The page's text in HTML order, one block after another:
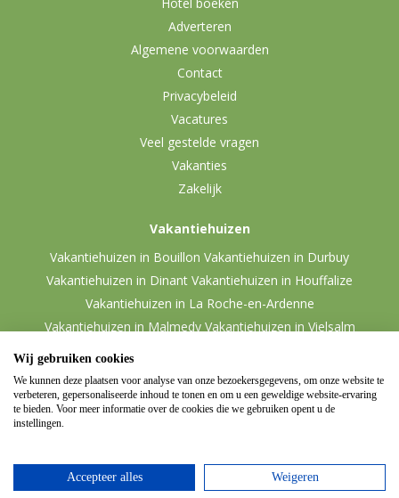
Adverteren
Algemene voorwaarden
Contact
Privacybeleid
Vacatures
Veel gestelde vragen
Vakanties
Zakelijk
Vakantiehuizen
Vakantiehuizen in Bouillon Vakantiehuizen in Durbuy
Vakantiehuizen in Dinant Vakantiehuizen in Houffalize
Vakantiehuizen in La Roche-en-Ardenne
Vakantiehuizen in Malmedy Vakantiehuizen in Vielsalm
© 2026 Ardennen.nl Website door
Wij gebruiken cookies
We kunnen deze plaatsen voor analyse van onze bezoekersgegevens, om onze website te
verbeteren, gepersonaliseerde inhoud te tonen en om u een geweldige website-ervaring
te bieden. Voor meer informatie over de cookies die we gebruiken opent u de
instellingen.
Accepteer alles Weigeren